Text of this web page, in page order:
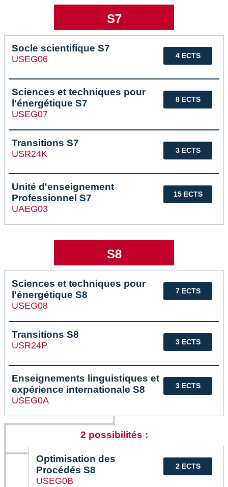
S7
4 ECTS
Socle scientifique S7
USEG06
8 ECTS
Sciences et techniques pour
l'énergétique S7
USEG07
3 ECTS
Transitions S7
USR24K
15 ECTS
Unité d'enseignement
Professionnel S7
UAEG03
S8
7 ECTS
Sciences et techniques pour
l'énergétique S8
USEG08
3 ECTS
Transitions S8
USR24P
3 ECTS
Enseignements linguistiques et
expérience internationale S8
USEG0A
2 possibilités :
2 ECTS
Optimisation des
Procédés S8
USEG0B